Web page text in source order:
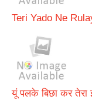
Teri Yado Ne
यूं पलके बिछा कर तेरा